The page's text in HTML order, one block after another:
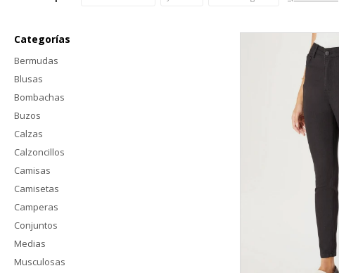
Categorías
Bermudas
Blusas
Bombachas
Buzos
Calzas
Calzoncillos
Camisas
Camisetas
Camperas
Conjuntos
Medias
Musculosas